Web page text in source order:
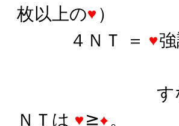
枚以上の
）
４ＮＴ ＝
すなわ
ＮＴは
≧ 。